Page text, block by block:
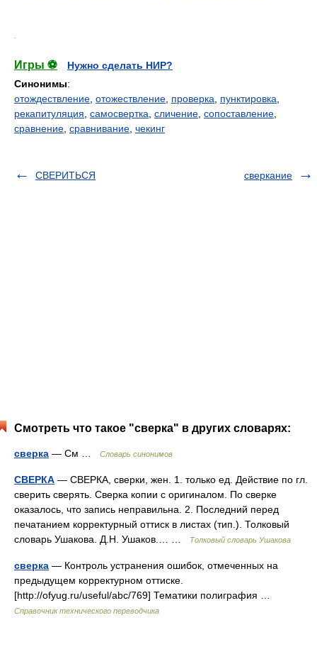
Игры ⚽
Нужно сделать НИР?
Синонимы:
отождествление отожествление проверка пунктировка
рекапитуляция самосвертка сличение сопоставление
сравнение сравнивание чекинг
СВЕРИТЬСЯ сверкание
Смотреть что такое "сверка" в других словарях:
сверка — См … Словарь синонимов
СВЕРКА — СВЕРКА, сверки, жен. 1. только ед. Действие по гл.
сверить сверять. Сверка копии с оригиналом. По сверке
оказалось, что запись неправильна. 2. Последний перед
печатанием корректурный оттиск в листах (тип.). Толковый
словарь Ушакова. Д.Н. Ушаков.… …
Толковый словарь Ушакова
сверка — Контроль устранения ошибок, отмеченных на
предыдущем корректурном оттиске.
[http://ofyug.ru/useful/abc/769] Тематики полиграфия …
Справочник технического переводчика